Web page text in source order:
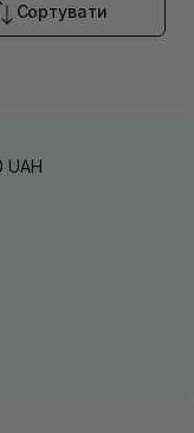
Сортувати
UAH